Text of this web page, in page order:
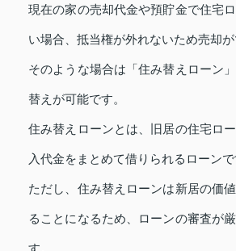
現在の家の売却代金や預貯金で住宅
い場合、抵当権が外れないため売却が
そのような場合は「住み替えローン
替えが可能です。
住み替えローンとは、旧居の住宅ロ
入代金をまとめて借りられるローンで
ただし、住み替えローンは新居の価
ることになるため、ローンの審査が